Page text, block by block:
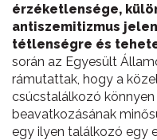
érzéketlensége,
antiszemitizmus
tétlenségre és
során az Egyesült
rámutattak, hogy a
csúcstalálkozó
beavatkozásának
egy ilyen találkozó egy